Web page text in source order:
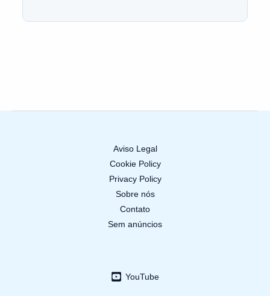
Aviso Legal
Cookie Policy
Privacy Policy
Sobre nós
Contato
Sem anúncios
YouTube